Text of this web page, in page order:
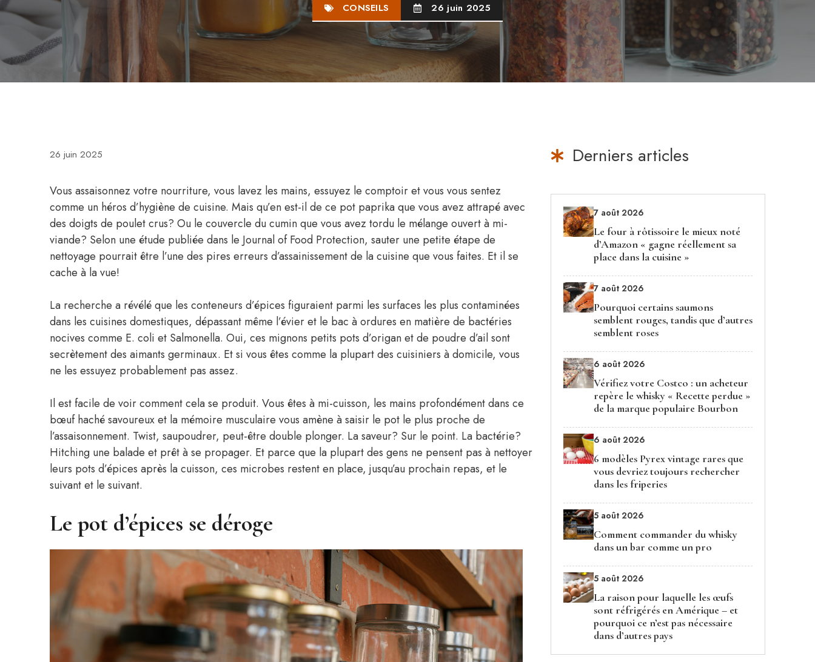
CONSEILS 26 juin 2025
26 juin 2025
Vous assaisonnez votre nourriture, vous lavez les mains, essuyez le comptoir et vous vous sentez
comme un héros d’hygiène de cuisine. Mais qu’en est-il de ce pot paprika que vous avez attrapé avec
des doigts de poulet crus? Ou le couvercle du cumin que vous avez tordu le mélange ouvert à mi-
viande? Selon une étude publiée dans le Journal of Food Protection, sauter une petite étape de
nettoyage pourrait être l’une des pires erreurs d’assainissement de la cuisine que vous faites. Et il se
cache à la vue!
La recherche a révélé que les conteneurs d’épices figuraient parmi les surfaces les plus contaminées
dans les cuisines domestiques, dépassant même l’évier et le bac à ordures en matière de bactéries
nocives comme E. coli et Salmonella. Oui, ces mignons petits pots d’origan et de poudre d’ail sont
secrètement des aimants germinaux. Et si vous êtes comme la plupart des cuisiniers à domicile, vous
ne les essuyez probablement pas assez.
Il est facile de voir comment cela se produit. Vous êtes à mi-cuisson, les mains profondément dans ce
bœuf haché savoureux et la mémoire musculaire vous amène à saisir le pot le plus proche de
l’assaisonnement. Twist, saupoudrer, peut-être double plonger. La saveur? Sur le point. La bactérie?
Hitching une balade et prêt à se propager. Et parce que la plupart des gens ne pensent pas à nettoyer
leurs pots d’épices après la cuisson, ces microbes restent en place, jusqu’au prochain repas, et le
suivant et le suivant.
Le pot d’épices se déroge
Derniers articles
7 août 2026
Le four à rôtissoire le mieux noté
d’Amazon « gagne réellement sa
place dans la cuisine »
7 août 2026
Pourquoi certains saumons
semblent rouges, tandis que d’autres
semblent roses
6 août 2026
Vérifiez votre Costco : un acheteur
repère le whisky « Recette perdue »
de la marque populaire Bourbon
6 août 2026
6 modèles Pyrex vintage rares que
vous devriez toujours rechercher
dans les friperies
5 août 2026
Comment commander du whisky
dans un bar comme un pro
5 août 2026
La raison pour laquelle les œufs
sont réfrigérés en Amérique – et
pourquoi ce n’est pas nécessaire
dans d’autres pays